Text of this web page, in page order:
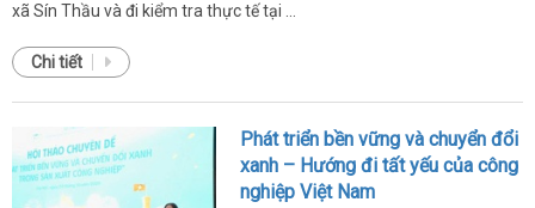
xã Sín Thầu và đi kiểm tra thực tế tại ...
Chi tiết
Phát triển bền vững và chuyển đổi
xanh – Hướng đi tất yếu của công
nghiệp Việt Nam